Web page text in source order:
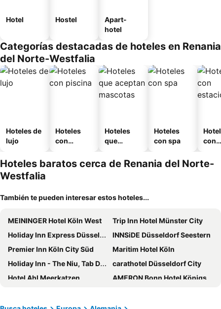
Hotel Hostel
Apart-
hotel
Categorías destacadas de hoteles en Renania
del Norte-Westfalia
Hoteles de
lujo
Hoteles
con
Hoteles
que
mascotas
Hoteles
con spa
con
Hoteles baratos cerca de Renania del Norte-
Westfalia
También te pueden interesar estos hoteles...
MEININGER Hotel Köln West
Trip Inn Hotel Münster City
Holiday Inn Express Düsseldorf - Hauptbahnhof By Ihg
INNSiDE Düsseldorf Seestern
Premier Inn Köln City Süd
Maritim Hotel Köln
Holiday Inn - The Niu, Tab Dusseldorf Main Station By Ihg
carathotel Düsseldorf City
Hotel Ahl Meerkatzen
AMERON Bonn Hotel Königshof
ibis budget Muenster City
Leonardo Hotel Köln